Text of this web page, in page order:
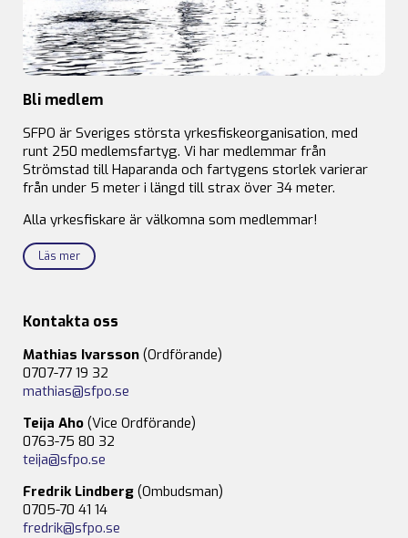
Bli medlem
SFPO är Sveriges största yrkesfiskeorganisation, med
runt 250 medlemsfartyg. Vi har medlemmar från
Strömstad till Haparanda och fartygens storlek varierar
från under 5 meter i längd till strax över 34 meter.
Alla yrkesfiskare är välkomna som medlemmar!
Läs mer
Kontakta oss
Mathias Ivarsson (Ordförande)
0707-77 19 32
mathias@sfpo.se
Teija Aho (Vice Ordförande)
0763-75 80 32
teija@sfpo.se
Fredrik Lindberg (Ombudsman)
0705-70 41 14
fredrik@sfpo.se